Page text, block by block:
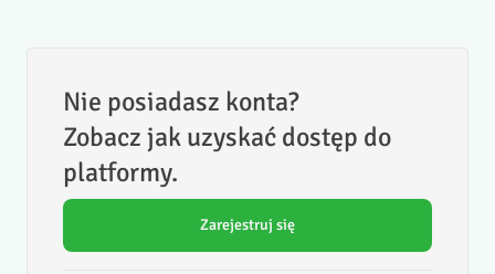
Nie posiadasz konta?
Zobacz jak uzyskać dostęp do
platformy.
Zarejestruj się